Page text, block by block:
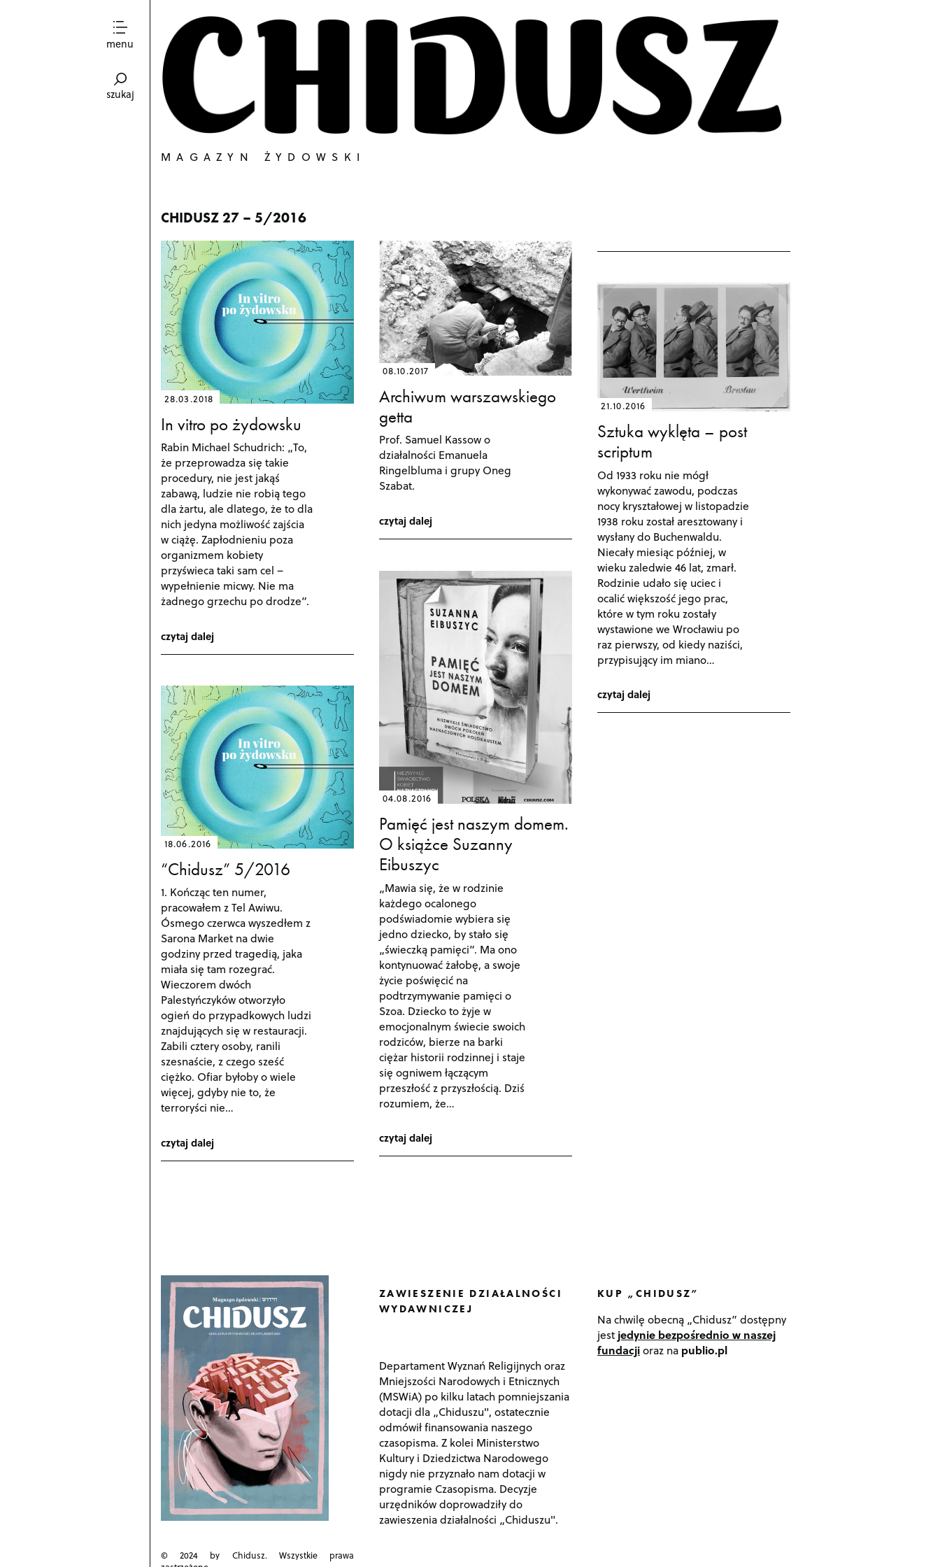
menu
szukaj
MAGAZYN ŻYDOWSKI
CHIDUSZ 27 – 5/2016
28.03.2018
In vitro po żydowsku
Rabin Michael Schudrich: „To,
że przeprowadza się takie
procedury, nie jest jakąś
zabawą, ludzie nie robią tego
dla żartu, ale dlatego, że to dla
nich jedyna możliwość zajścia
w ciążę. Zapłodnieniu poza
organizmem kobiety
przyświeca taki sam cel –
wypełnienie micwy. Nie ma
żadnego grzechu po drodze”.
czytaj dalej
08.10.2017
Archiwum warszawskiego
getta
Prof. Samuel Kassow o
działalności Emanuela
Ringelbluma i grupy Oneg
Szabat.
czytaj dalej
21.10.2016
Sztuka wyklęta – post
scriptum
Od 1933 roku nie mógł
wykonywać zawodu, podczas
nocy kryształowej w listopadzie
1938 roku został aresztowany i
wysłany do Buchenwaldu.
Niecały miesiąc później, w
wieku zaledwie 46 lat, zmarł.
Rodzinie udało się uciec i
ocalić większość jego prac,
które w tym roku zostały
wystawione we Wrocławiu po
raz pierwszy, od kiedy naziści,
przypisujący im miano…
czytaj dalej
04.08.2016
Pamięć jest naszym domem.
O książce Suzanny
Eibuszyc
„Mawia się, że w rodzinie
każdego ocalonego
podświadomie wybiera się
jedno dziecko, by stało się
„świeczką pamięci”. Ma ono
kontynuować żałobę, a swoje
życie poświęcić na
podtrzymywanie pamięci o
Szoa. Dziecko to żyje w
emocjonalnym świecie swoich
rodziców, bierze na barki
ciężar historii rodzinnej i staje
się ogniwem łączącym
przeszłość z przyszłością. Dziś
rozumiem, że…
czytaj dalej
18.06.2016
“Chidusz” 5/2016
1. Kończąc ten numer,
pracowałem z Tel Awiwu.
Ósmego czerwca wyszedłem z
Sarona Market na dwie
godziny przed tragedią, jaka
miała się tam rozegrać.
Wieczorem dwóch
Palestyńczyków otworzyło
ogień do przypadkowych ludzi
znajdujących się w restauracji.
Zabili cztery osoby, ranili
szesnaście, z czego sześć
ciężko. Ofiar byłoby o wiele
więcej, gdyby nie to, że
terroryści nie…
czytaj dalej
© 2024 by Chidusz. Wszystkie prawa
ZAWIESZENIE DZIAŁALNOŚCI
WYDAWNICZEJ
Departament Wyznań Religijnych oraz
Mniejszości Narodowych i Etnicznych
(MSWiA) po kilku latach pomniejszania
dotacji dla „Chiduszu", ostatecznie
odmówił finansowania naszego
czasopisma. Z kolei Ministerstwo
Kultury i Dziedzictwa Narodowego
nigdy nie przyznało nam dotacji w
programie Czasopisma. Decyzje
urzędników doprowadziły do
zawieszenia działalności „Chiduszu".
KUP „CHIDUSZ”
Na chwilę obecną „Chidusz” dostępny
jest jedynie bezpośrednio w naszej
fundacjioraz na publio.pl